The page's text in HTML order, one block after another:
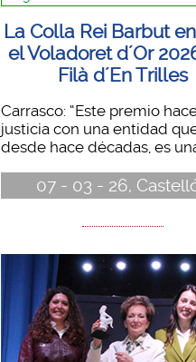
La Colla Rei Barbut
el Voladoret d´Or
Filà d´En Trilles
Carrasco: “Este premio
justicia con una entidad
desde hace décadas, es
07 - 03 - 26,